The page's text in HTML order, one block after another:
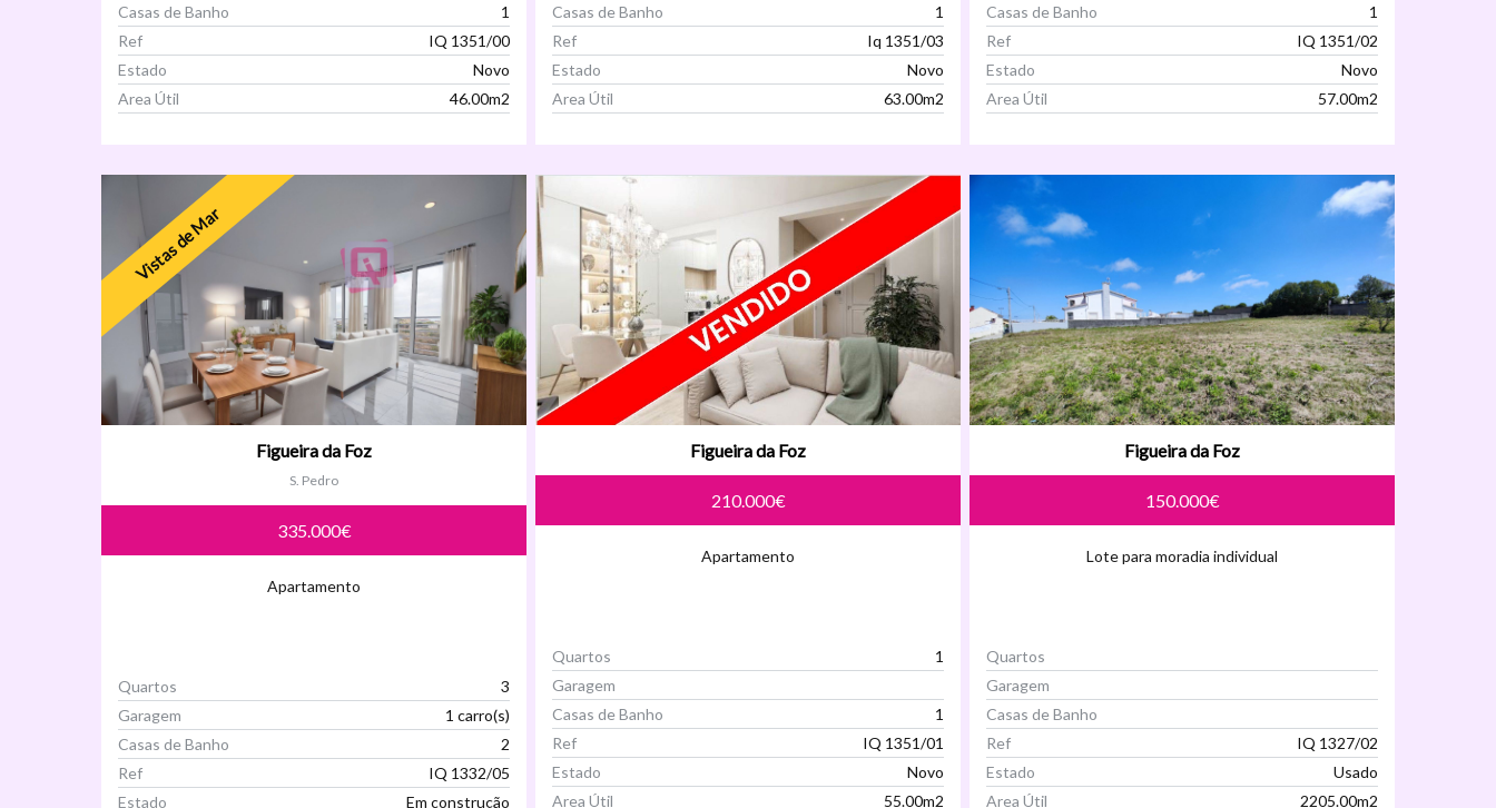
Casas de Banho
1
Ref
IQ 1351/00
Estado
Novo
Area Útil
46.00m2
Casas de Banho
1
Ref
Iq 1351/03
Estado
Novo
Area Útil
63.00m2
Casas de Banho
1
Ref
IQ 1351/02
Estado
Novo
Area Útil
57.00m2
Vistas de Mar
Figueira da Foz
S. Pedro
335.000€
Apartamento
Quartos
3
Garagem
1 carro(s)
Casas de Banho
2
Ref
IQ 1332/05
Estado
Em construção
Figueira da Foz
210.000€
Apartamento
Quartos
1
Garagem
Casas de Banho
1
Ref
IQ 1351/01
Estado
Novo
Area Útil
55.00m2
Figueira da Foz
150.000€
Lote para moradia individual
Quartos
Garagem
Casas de Banho
Ref
IQ 1327/02
Estado
Usado
Area Útil
2205.00m2